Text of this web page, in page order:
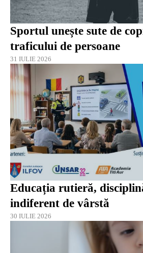
Sportul unește sute de
traficului de persoane
31 IULIE 2026
Educația rutieră,
indiferent de vârstă
30 IULIE 2026